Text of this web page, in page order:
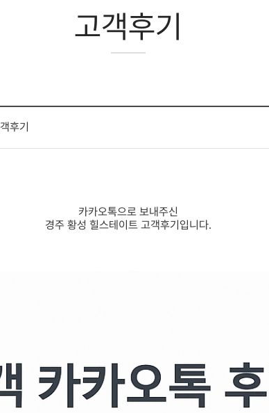
고객후기
후기
카카오톡으로 보내주신
경주 황성 힐스테이트 고객후기입니다.